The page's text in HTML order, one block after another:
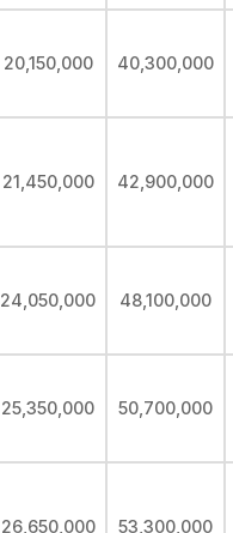
20,150,000 40,300,000
21,450,000 42,900,000
24,050,000 48,100,000
25,350,000 50,700,000
26,650,000 53,300,000